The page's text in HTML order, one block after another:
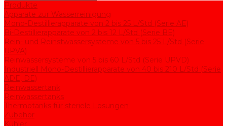
Produkte
Apparate zur Wasserreinigung
Mono-Destillierapparate von 2 bis 25 L/Std (Serie AE)
Bi-Destillierapparate von 2 bis 12 L/Std (Serie BE)
Rein- und Reinstwassersysteme von 5 bis 25 L/Std (Serie
UPVA)
Reinwassersysteme von 5 bis 60 L/Std (Serie UPVD)
Industriell Mono-Destillierapparate von 40 bis 210 L/Std (Serie
ADE, DE)
Reinwassertank
Reinwassertanks
Thermotanks für steriele Lösungen
Zubehör
Kühler